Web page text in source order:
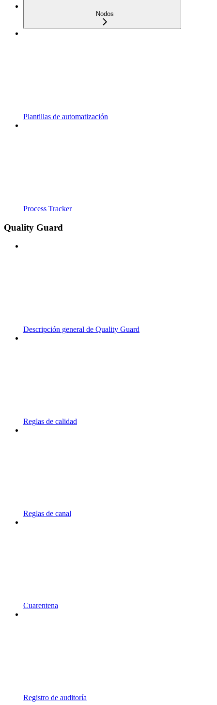
Nodos
Plantillas de automatización
Process Tracker
Quality Guard
Descripción general de Quality Guard
Reglas de calidad
Reglas de canal
Cuarentena
Registro de auditoría